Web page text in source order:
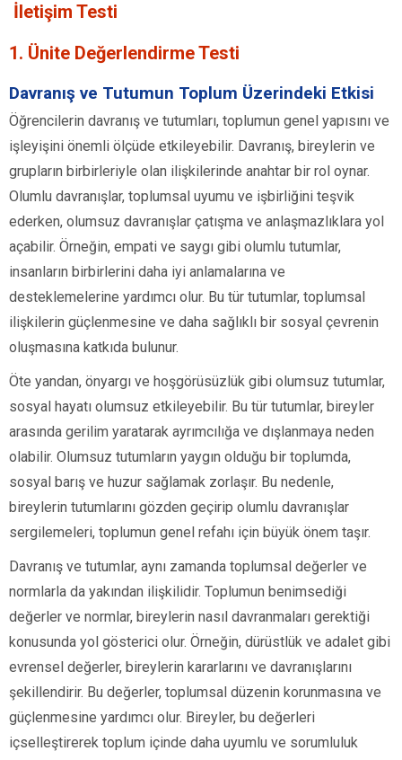
İletişim Testi
1. Ünite Değerlendirme Testi
Davranış ve Tutumun Toplum Üzerindeki Etkisi
Öğrencilerin davranış ve tutumları, toplumun genel yapısını ve
işleyişini önemli ölçüde etkileyebilir. Davranış, bireylerin ve
grupların birbirleriyle olan ilişkilerinde anahtar bir rol oynar.
Olumlu davranışlar, toplumsal uyumu ve işbirliğini teşvik
ederken, olumsuz davranışlar çatışma ve anlaşmazlıklara yol
açabilir. Örneğin, empati ve saygı gibi olumlu tutumlar,
insanların birbirlerini daha iyi anlamalarına ve
desteklemelerine yardımcı olur. Bu tür tutumlar, toplumsal
ilişkilerin güçlenmesine ve daha sağlıklı bir sosyal çevrenin
oluşmasına katkıda bulunur.
Öte yandan, önyargı ve hoşgörüsüzlük gibi olumsuz tutumlar,
sosyal hayatı olumsuz etkileyebilir. Bu tür tutumlar, bireyler
arasında gerilim yaratarak ayrımcılığa ve dışlanmaya neden
olabilir. Olumsuz tutumların yaygın olduğu bir toplumda,
sosyal barış ve huzur sağlamak zorlaşır. Bu nedenle,
bireylerin tutumlarını gözden geçirip olumlu davranışlar
sergilemeleri, toplumun genel refahı için büyük önem taşır.
Davranış ve tutumlar, aynı zamanda toplumsal değerler ve
normlarla da yakından ilişkilidir. Toplumun benimsediği
değerler ve normlar, bireylerin nasıl davranmaları gerektiği
konusunda yol gösterici olur. Örneğin, dürüstlük ve adalet gibi
evrensel değerler, bireylerin kararlarını ve davranışlarını
şekillendirir. Bu değerler, toplumsal düzenin korunmasına ve
güçlenmesine yardımcı olur. Bireyler, bu değerleri
içselleştirerek toplum içinde daha uyumlu ve sorumluluk